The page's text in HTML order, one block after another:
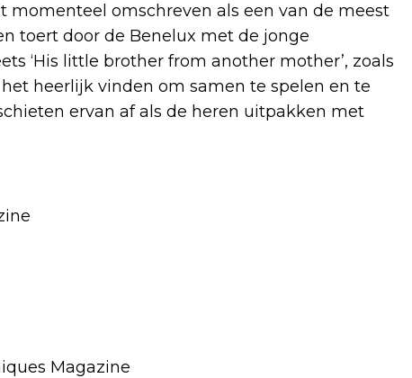
omschreven als een van de meest
toert door de Benelux met de jonge
‘His little brother from another mother’, zoals
heerlijk vinden om samen te spelen en te
ervan af als de heren uitpakken met
Magazine